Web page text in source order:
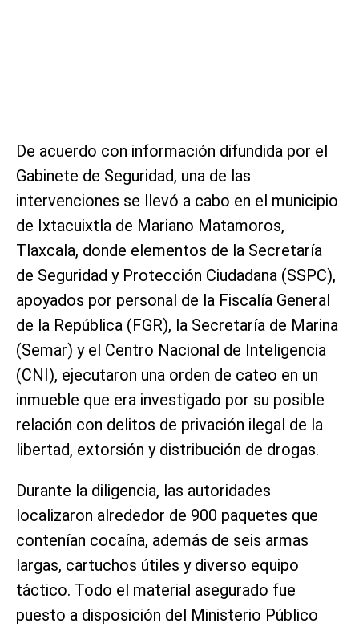
De acuerdo con información difundida por el
Gabinete de Seguridad, una de las
intervenciones se llevó a cabo en el municipio
de Ixtacuixtla de Mariano Matamoros,
Tlaxcala, donde elementos de la Secretaría
de Seguridad y Protección Ciudadana (SSPC),
apoyados por personal de la Fiscalía General
de la República (FGR), la Secretaría de Marina
(Semar) y el Centro Nacional de Inteligencia
(CNI), ejecutaron una orden de cateo en un
inmueble que era investigado por su posible
relación con delitos de privación ilegal de la
libertad, extorsión y distribución de drogas.
Durante la diligencia, las autoridades
localizaron alrededor de 900 paquetes que
contenían cocaína, además de seis armas
largas, cartuchos útiles y diverso equipo
táctico. Todo el material asegurado fue
puesto a disposición del Ministerio Público